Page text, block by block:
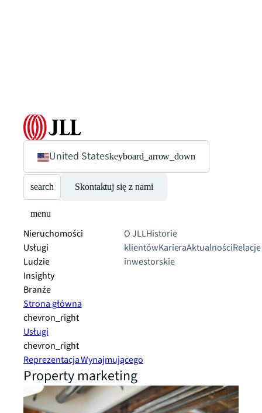
United Stateskeyboard_arrow_down
search Skontaktuj się z nami
menu
Nieruchomości
Usługi
Ludzie
Insighty
Branże
O JLLHistorie
klientówKarieraAktualnościRelacje
inwestorskie
Strona główna
chevron_right
Usługi
chevron_right
Reprezentacja Wynajmującego
Property marketing